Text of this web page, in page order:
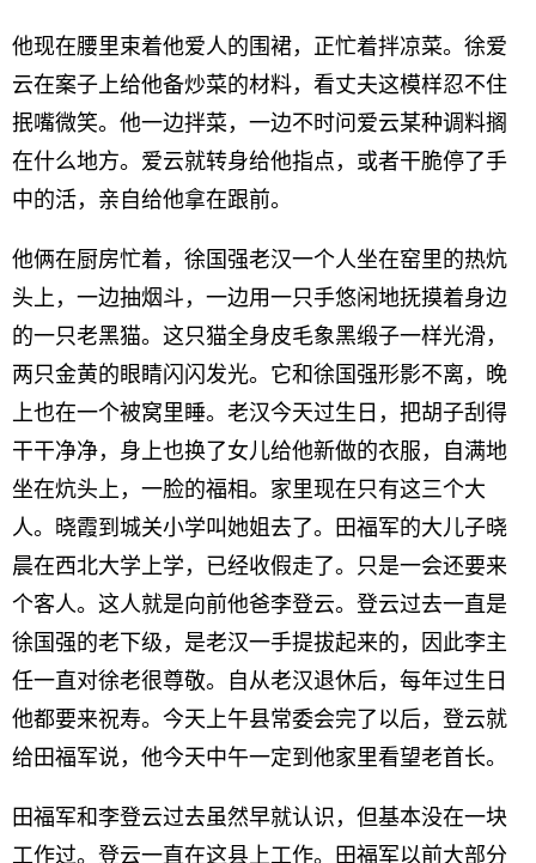
他现在腰里束着他爱人的围裙，正忙着拌凉菜。徐爱
云在案子上给他备炒菜的材料，看丈夫这模样忍不住
抿嘴微笑。他一边拌菜，一边不时问爱云某种调料搁
在什么地方。爱云就转身给他指点，或者干脆停了手
中的活，亲自给他拿在跟前。
他俩在厨房忙着，徐国强老汉一个人坐在窑里的热炕
头上，一边抽烟斗，一边用一只手悠闲地抚摸着身边
的一只老黑猫。这只猫全身皮毛象黑缎子一样光滑，
两只金黄的眼睛闪闪发光。它和徐国强形影不离，晚
上也在一个被窝里睡。老汉今天过生日，把胡子刮得
干干净净，身上也换了女儿给他新做的衣服，自满地
坐在炕头上，一脸的福相。家里现在只有这三个大
人。晓霞到城关小学叫她姐去了。田福军的大儿子晓
晨在西北大学上学，已经收假走了。只是一会还要来
个客人。这人就是向前他爸李登云。登云过去一直是
徐国强的老下级，是老汉一手提拔起来的，因此李主
任一直对徐老很尊敬。自从老汉退休后，每年过生日
他都要来祝寿。今天上午县常委会完了以后，登云就
给田福军说，他今天中午一定到他家里看望老首长。
田福军和李登云过去虽然早就认识，但基本没在一块
工作过。登云一直在这县上工作。田福军以前大部分